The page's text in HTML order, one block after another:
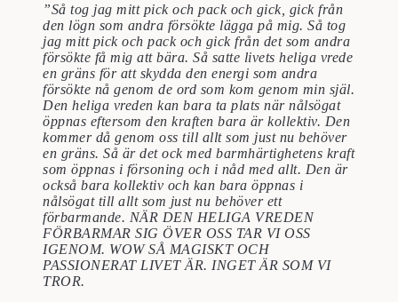
”Så tog jag mitt pick och pack och gick, gick från
den lögn som andra försökte lägga på mig. Så tog
jag mitt pick och pack och gick från det som andra
försökte få mig att bära. Så satte livets heliga vrede
en gräns för att skydda den energi som andra
försökte nå genom de ord som kom genom min själ.
Den heliga vreden kan bara ta plats när nålsögat
öppnas eftersom den kraften bara är kollektiv. Den
kommer då genom oss till allt som just nu behöver
en gräns. Så är det ock med barmhärtighetens kraft
som öppnas i försoning och i nåd med allt. Den är
också bara kollektiv och kan bara öppnas i
nålsögat till allt som just nu behöver ett
förbarmande. NÄR DEN HELIGA VREDEN
FÖRBARMAR SIG ÖVER OSS TAR VI OSS
IGENOM. WOW SÅ MAGISKT OCH
PASSIONERAT LIVET ÄR. INGET ÄR SOM VI
TROR.